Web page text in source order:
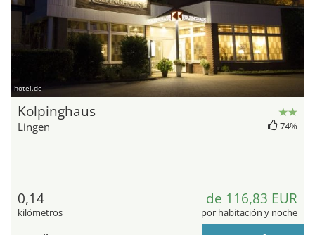
hotel.de
Kolpinghaus
Lingen 74%
0,14
kilómetros
de 116,83 EUR
por habitación y noche